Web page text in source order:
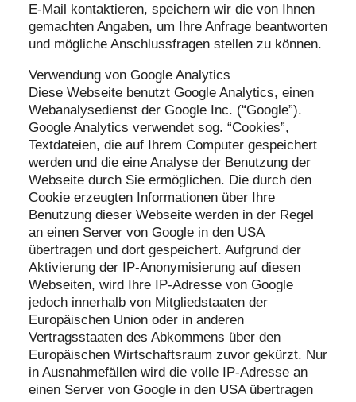
E-Mail kontaktieren, speichern wir die von Ihnen
gemachten Angaben, um Ihre Anfrage beantworten
und mögliche Anschlussfragen stellen zu können.
Verwendung von Google Analytics
Diese Webseite benutzt Google Analytics, einen
Webanalysedienst der Google Inc. (“Google”).
Google Analytics verwendet sog. “Cookies”,
Textdateien, die auf Ihrem Computer gespeichert
werden und die eine Analyse der Benutzung der
Webseite durch Sie ermöglichen. Die durch den
Cookie erzeugten Informationen über Ihre
Benutzung dieser Webseite werden in der Regel
an einen Server von Google in den USA
übertragen und dort gespeichert. Aufgrund der
Aktivierung der IP-Anonymisierung auf diesen
Webseiten, wird Ihre IP-Adresse von Google
jedoch innerhalb von Mitgliedstaaten der
Europäischen Union oder in anderen
Vertragsstaaten des Abkommens über den
Europäischen Wirtschaftsraum zuvor gekürzt. Nur
in Ausnahmefällen wird die volle IP-Adresse an
einen Server von Google in den USA übertragen